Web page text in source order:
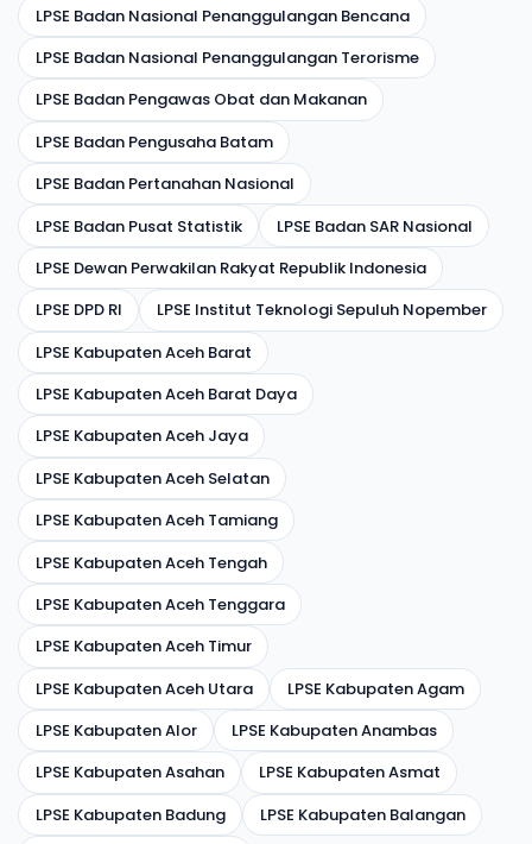
LPSE Badan Nasional Penanggulangan Bencana
LPSE Badan Nasional Penanggulangan Terorisme
LPSE Badan Pengawas Obat dan Makanan
LPSE Badan Pengusaha Batam
LPSE Badan Pertanahan Nasional
LPSE Badan Pusat Statistik
LPSE Badan SAR Nasional
LPSE Dewan Perwakilan Rakyat Republik Indonesia
LPSE DPD RI
LPSE Institut Teknologi Sepuluh Nopember
LPSE Kabupaten Aceh Barat
LPSE Kabupaten Aceh Barat Daya
LPSE Kabupaten Aceh Jaya
LPSE Kabupaten Aceh Selatan
LPSE Kabupaten Aceh Tamiang
LPSE Kabupaten Aceh Tengah
LPSE Kabupaten Aceh Tenggara
LPSE Kabupaten Aceh Timur
LPSE Kabupaten Aceh Utara
LPSE Kabupaten Agam
LPSE Kabupaten Alor
LPSE Kabupaten Anambas
LPSE Kabupaten Asahan
LPSE Kabupaten Asmat
LPSE Kabupaten Badung
LPSE Kabupaten Balangan